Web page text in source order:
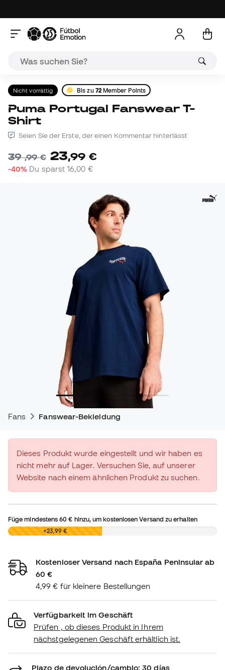
Nicht vorrättig Bis zu 72Member Points
Puma Portugal Fanswear T-
Shirt
Seien Sie der Erste, der einen Kommentar hinterlässt
39,99 € 23,99 €
-40% Du sparst16,00 €
Fans Fanswear-Bekleidung
Dieses Produkt wurde eingestellt und wir haben es
nicht mehr auf Lager. Versuchen Sie, auf unserer
Website nach einem ähnlichen Produkt zu suchen.
Füge mindestens60 € hinzu, um kostenlosen Versand zu erhalten
0,00 € +23,99 €
Kostenloser Versand nach España Peninsular ab
60 €
4,99 € für kleinere Bestellungen
Verfügbarkeit im Geschäft
Prüfen , ob dieses Produkt in Ihrem
nächstgelegenen Geschäft erhältlich ist.
Plazo de devolución/cambio: 30 días